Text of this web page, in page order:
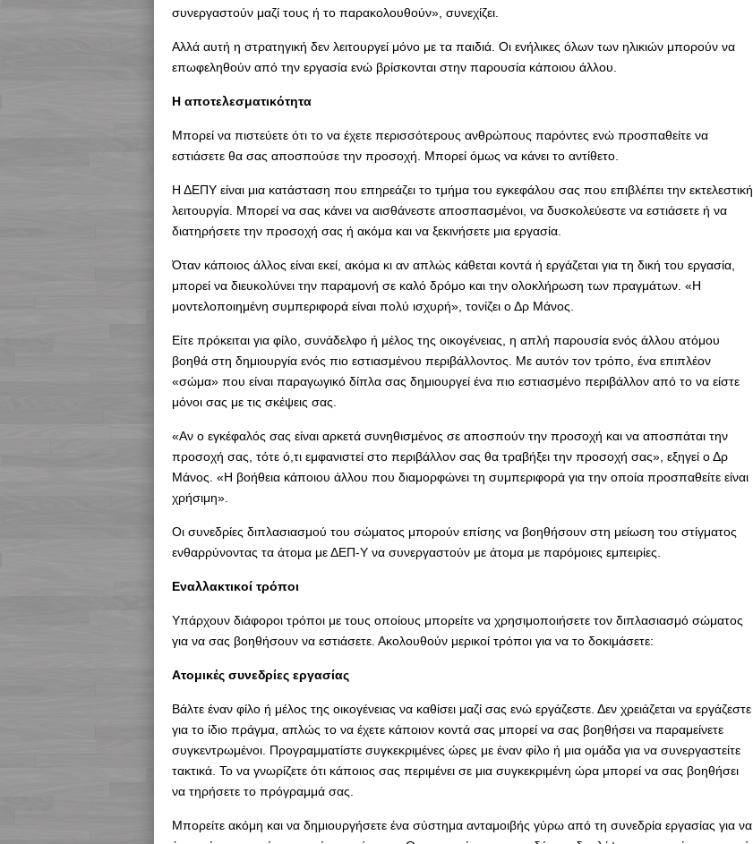
συνεργαστούν μαζί τους ή το παρακολουθούν», συνεχίζει.
Αλλά αυτή η στρατηγική δεν λειτουργεί μόνο με τα παιδιά. Οι ενήλικες όλων των ηλικιών μπορούν να
επωφεληθούν από την εργασία ενώ βρίσκονται στην παρουσία κάποιου άλλου.
H αποτελεσματικότητα
Μπορεί να πιστεύετε ότι το να έχετε περισσότερους ανθρώπους παρόντες ενώ προσπαθείτε να
εστιάσετε θα σας αποσπούσε την προσοχή. Μπορεί όμως να κάνει το αντίθετο.
Η ΔΕΠΥ είναι μια κατάσταση που επηρεάζει το τμήμα του εγκεφάλου σας που επιβλέπει την εκτελεστική
λειτουργία. Μπορεί να σας κάνει να αισθάνεστε αποσπασμένοι, να δυσκολεύεστε να εστιάσετε ή να
διατηρήσετε την προσοχή σας ή ακόμα και να ξεκινήσετε μια εργασία.
Όταν κάποιος άλλος είναι εκεί, ακόμα κι αν απλώς κάθεται κοντά ή εργάζεται για τη δική του εργασία,
μπορεί να διευκολύνει την παραμονή σε καλό δρόμο και την ολοκλήρωση των πραγμάτων. «Η
μοντελοποιημένη συμπεριφορά είναι πολύ ισχυρή», τονίζει ο Δρ Μάνος.
Είτε πρόκειται για φίλο, συνάδελφο ή μέλος της οικογένειας, η απλή παρουσία ενός άλλου ατόμου
βοηθά στη δημιουργία ενός πιο εστιασμένου περιβάλλοντος. Με αυτόν τον τρόπο, ένα επιπλέον
«σώμα» που είναι παραγωγικό δίπλα σας δημιουργεί ένα πιο εστιασμένο περιβάλλον από το να είστε
μόνοι σας με τις σκέψεις σας.
«Αν ο εγκέφαλός σας είναι αρκετά συνηθισμένος σε αποσπούν την προσοχή και να αποσπάται την
προσοχή σας, τότε ό,τι εμφανιστεί στο περιβάλλον σας θα τραβήξει την προσοχή σας», εξηγεί ο Δρ
Μάνος. «Η βοήθεια κάποιου άλλου που διαμορφώνει τη συμπεριφορά για την οποία προσπαθείτε είναι
χρήσιμη».
Οι συνεδρίες διπλασιασμού του σώματος μπορούν επίσης να βοηθήσουν στη μείωση του στίγματος
ενθαρρύνοντας τα άτομα με ΔΕΠ-Υ να συνεργαστούν με άτομα με παρόμοιες εμπειρίες.
Εναλλακτικοί τρόποι
Υπάρχουν διάφοροι τρόποι με τους οποίους μπορείτε να χρησιμοποιήσετε τον διπλασιασμό σώματος
για να σας βοηθήσουν να εστιάσετε. Ακολουθούν μερικοί τρόποι για να το δοκιμάσετε:
Ατομικές συνεδρίες εργασίας
Βάλτε έναν φίλο ή μέλος της οικογένειας να καθίσει μαζί σας ενώ εργάζεστε. Δεν χρειάζεται να εργάζεστε
για το ίδιο πράγμα, απλώς το να έχετε κάποιον κοντά σας μπορεί να σας βοηθήσει να παραμείνετε
συγκεντρωμένοι. Προγραμματίστε συγκεκριμένες ώρες με έναν φίλο ή μια ομάδα για να συνεργαστείτε
τακτικά. Το να γνωρίζετε ότι κάποιος σας περιμένει σε μια συγκεκριμένη ώρα μπορεί να σας βοηθήσει
να τηρήσετε το πρόγραμμά σας.
Μπορείτε ακόμη και να δημιουργήσετε ένα σύστημα ανταμοιβής γύρω από τη συνεδρία εργασίας για να